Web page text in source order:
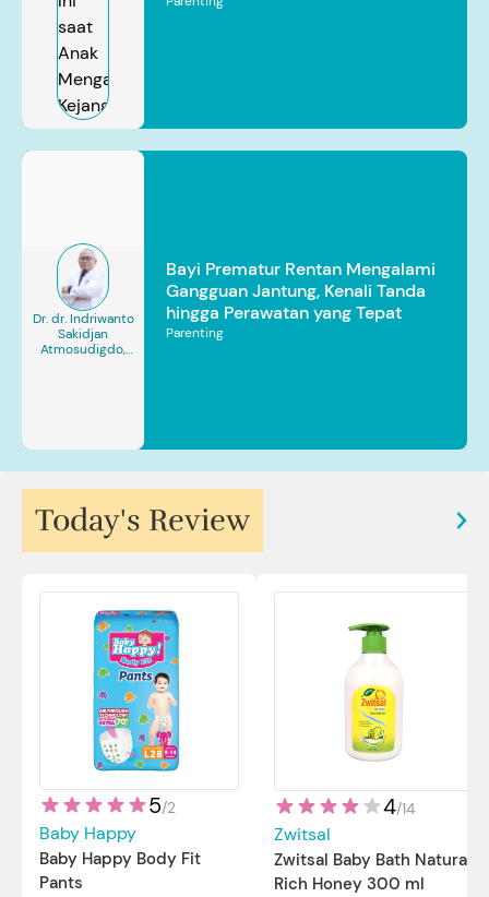
Dr. dr. Indriwanto
Sakidjan
Atmosudigdo,
Bayi Prematur Rentan Mengalami
Gangguan Jantung, Kenali Tanda
hingga Perawatan yang Tepat
Parenting
Today's Review
5/2
Baby Happy
Baby Happy Body Fit
Pants
4/14
Zwitsal
Zwitsal Baby Bath Natural
Rich Honey 300 ml